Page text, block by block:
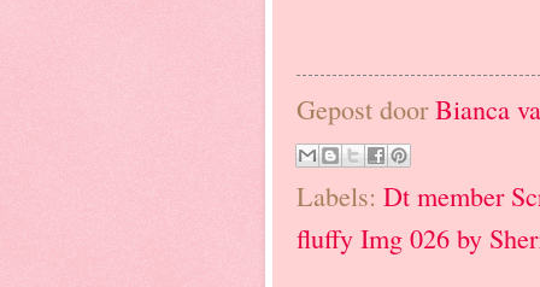
Gepost doorBianca
Labels: Dt member
fluffy Img 026 by